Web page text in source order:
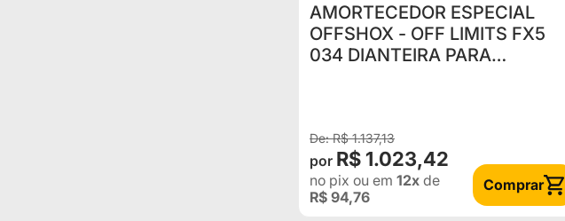
AMORTECEDOR ESPECIAL
OFFSHOX - OFF LIMITS FX5
034 DIANTEIRA PARA
R$ 1.137,13
R$ 1.023,42
no pix ou em 12x de
R$ 94,76
Comprar